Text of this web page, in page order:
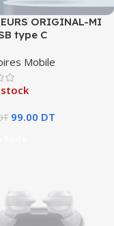
ORIGINAL-MI
type C
Mobile
99.00 DT